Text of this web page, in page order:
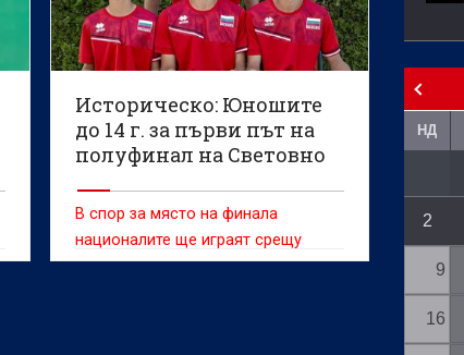
Историческо: Юношите
до 14 г. за първи път на
полуфинал на Световно
В спор за място на финала
националите ще играят срещу
Бразилия в петък
НД
2
9
16